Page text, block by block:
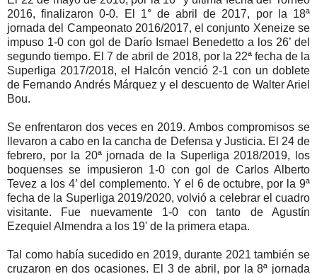
2016, finalizaron 0-0. El 1° de abril de 2017, por la 18ª
jornada del Campeonato 2016/2017, el conjunto Xeneize se
impuso 1-0 con gol de Darío Ismael Benedetto a los 26’ del
segundo tiempo. El 7 de abril de 2018, por la 22ª fecha de la
Superliga 2017/2018, el Halcón venció 2-1 con un doblete
de Fernando Andrés Márquez y el descuento de Walter Ariel
Bou.
Se enfrentaron dos veces en 2019. Ambos compromisos se
llevaron a cabo en la cancha de Defensa y Justicia. El 24 de
febrero, por la 20ª jornada de la Superliga 2018/2019, los
boquenses se impusieron 1-0 con gol de Carlos Alberto
Tevez a los 4’ del complemento. Y el 6 de octubre, por la 9ª
fecha de la Superliga 2019/2020, volvió a celebrar el cuadro
visitante. Fue nuevamente 1-0 con tanto de Agustín
Ezequiel Almendra a los 19' de la primera etapa.
Tal como había sucedido en 2019, durante 2021 también se
cruzaron en dos ocasiones. El 3 de abril, por la 8ª jornada